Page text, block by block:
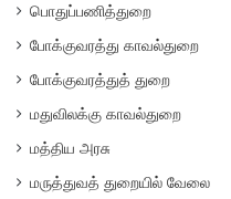
பொதுப்பணித்துறை
போக்குவரத்து காவல்துறை
போக்குவரத்துத் துறை
மதுவிலக்கு காவல்துறை
மத்திய அரசு
மருத்துவத் துறையில் வேலை